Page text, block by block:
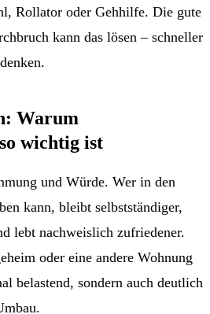
Rollator oder Gehhilfe. Die gute
kann das lösen – schneller
Warum
wichtig ist
und Würde. Wer in den
kann, bleibt selbstständiger,
lebt nachweislich zufriedener.
oder eine andere Wohnung
belastend, sondern auch deutlich